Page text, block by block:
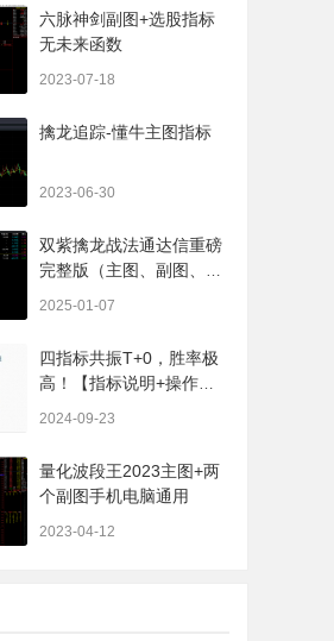
六脉神剑副图+选股指标
无未来函数
2023-07-18
擒龙追踪-懂牛主图指标
2023-06-30
双紫擒龙战法通达信重磅
完整版（主图、副图、排
2025-01-07
四指标共振T+0，胜率极
高！【指标说明+操作方
2024-09-23
量化波段王2023主图+两
个副图手机电脑通用
2023-04-12